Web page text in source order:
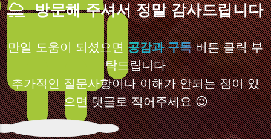
방문해 주셔서 정말 감사드립니다
만일 도움이 되셨으면 공감과 구독버튼 클릭 부
탁드립니다
추가적인 질문사항이나 이해가 안되는 점이 있
으면 댓글로 적어주세요 😉